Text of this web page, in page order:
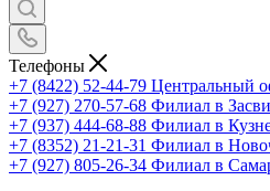
Телефоны
+7 (8422) 52-44-79 Центральный
+7 (927) 270-57-68 Филиал в
+7 (937) 444-68-88 Филиал в
+7 (8352) 21-21-31 Филиал в
+7 (927) 805-26-34 Филиал в